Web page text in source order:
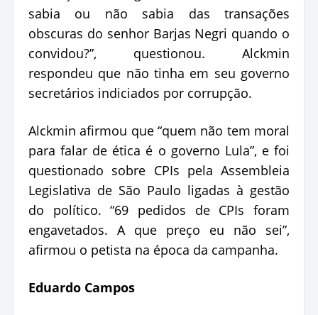
sabia ou não sabia das transações
obscuras do senhor Barjas Negri quando o
convidou?”, questionou. Alckmin
respondeu que não tinha em seu governo
secretários indiciados por corrupção.
Alckmin afirmou que “quem não tem moral
para falar de ética é o governo Lula”, e foi
questionado sobre CPIs pela Assembleia
Legislativa de São Paulo ligadas à gestão
do político. “69 pedidos de CPIs foram
engavetados. A que preço eu não sei”,
afirmou o petista na época da campanha.
Eduardo Campos